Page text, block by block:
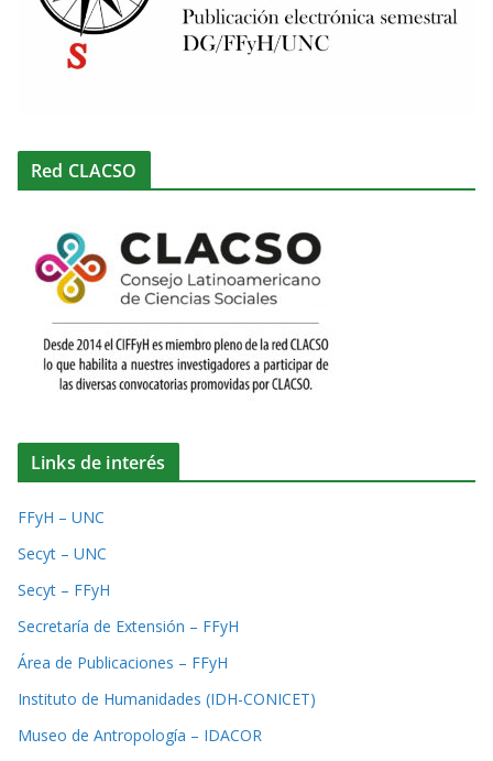
Red CLACSO
Links de interés
FFyH – UNC
Secyt – UNC
Secyt – FFyH
Secretaría de Extensión – FFyH
Área de Publicaciones – FFyH
Instituto de Humanidades (IDH-CONICET)
Museo de Antropología – IDACOR